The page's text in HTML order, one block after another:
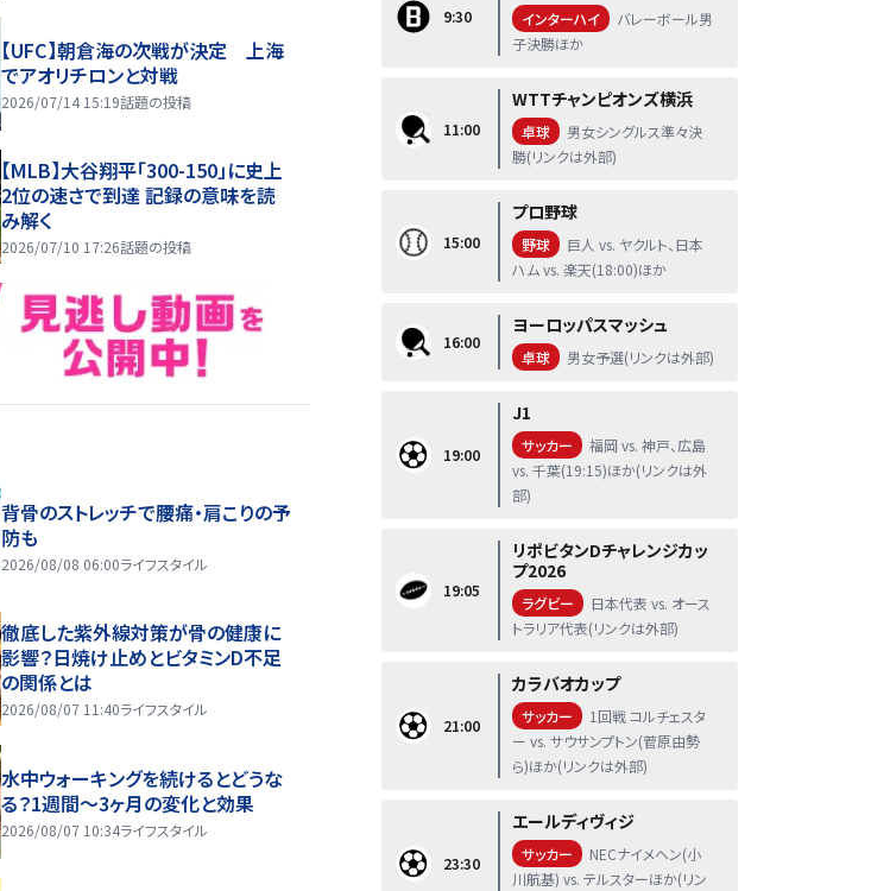
【UFC】朝倉海の次戦が決定 上海
でアオリチロンと対戦
2026/07/14 15:19話題の投稿
【MLB】大谷翔平「300-150」に史上
2位の速さで到達 記録の意味を読
み解く
2026/07/10 17:26話題の投稿
背骨のストレッチで腰痛・肩こりの予
防も
2026/08/08 06:00ライフスタイル
徹底した紫外線対策が骨の健康に
影響？日焼け止めとビタミンD不足
の関係とは
2026/08/07 11:40ライフスタイル
水中ウォーキングを続けるとどうな
る？1週間～3ヶ月の変化と効果
2026/08/07 10:34ライフスタイル
9:30 インターハイ
バレーボール男
子決勝ほか
11:00
WTTチャンピオンズ横浜
卓球
男女シングルス準々決
勝(リンクは外部)
15:00
プロ野球
野球
巨人 vs. ヤクルト、日本
ハム vs. 楽天(18:00)ほか
16:00
ヨーロッパスマッシュ
卓球 男女予選(リンクは外部)
19:00
J1
サッカー
福岡 vs. 神戸、広島
vs. 千葉(19:15)ほか(リンクは外
部)
19:05
リポビタンDチャレンジカッ
プ2026
ラグビー
日本代表 vs. オース
トラリア代表(リンクは外部)
21:00
カラバオカップ
サッカー
1回戦 コルチェスタ
ー vs. サウサンプトン(菅原由勢
ら)ほか(リンクは外部)
23:30
エールディヴィジ
サッカー
NECナイメヘン(小
川航基) vs. テルスターほか(リン